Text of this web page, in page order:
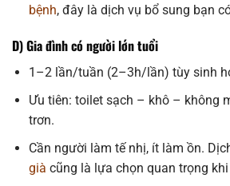
bệnh, đây là dịch vụ bổ sung bạn
D) Gia đình có người lớn tuổi
1–2 lần/tuần (2–3h/lần) tùy sinh
Ưu tiên: toilet sạch – khô – không
trơn.
Cần người làm tế nhị, ít làm ồn.
già cũng là lựa chọn quan trọng